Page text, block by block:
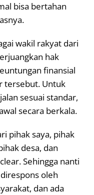
bisa bertahan
wakil rakyat dari
hak
finansial
tersebut. Untuk
sesuai standar,
secara berkala.
pihak saya, pihak
desa, dan
Sehingga nanti
oleh
dan ada